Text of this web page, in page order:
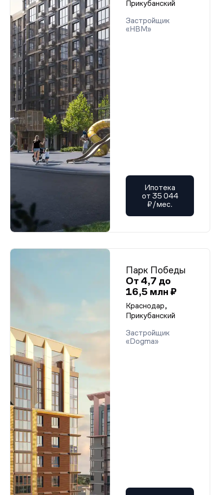
Прикубанский
Застройщик
«НВМ»
Ипотека
от 35 044
₽/мес.
Парк Победы
От 4,7 до
16,5 млн ₽
Краснодар,
Прикубанский
Застройщик
«Dogma»